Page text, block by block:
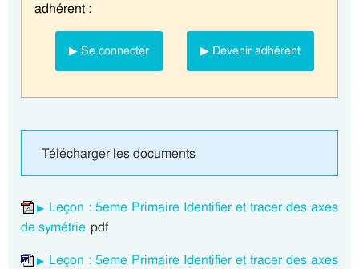
adhérent :
▶ Se connecter ▶ Devenir adhérent
Télécharger les documents
Leçon : 5eme Primaire Identifier et tracer des axes
de symétrie pdf
Leçon : 5eme Primaire Identifier et tracer des axes